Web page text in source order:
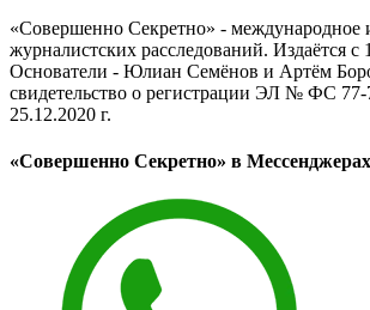
«Совершенно Секретно» - международное
журналистских расследований. Издаётся с
Основатели - Юлиан Семёнов и Артём
свидетельство о регистрации ЭЛ № ФС 77-
25.12.2020 г.
«Совершенно Секретно» в